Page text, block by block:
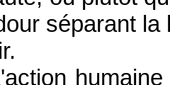
séparant la
humaine a